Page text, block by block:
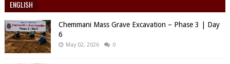
ENGLISH
Chemmani Mass Grave Excavation – Phase 3 | Day
6
May 02, 2026 0